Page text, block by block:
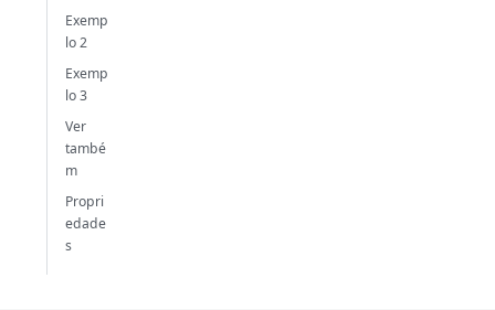
Exemp
lo 2
Exemp
lo 3
Ver
també
m
Propri
edade
s